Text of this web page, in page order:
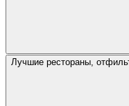
Лучшие рестораны,